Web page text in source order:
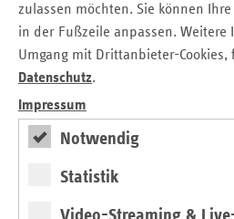
zulassen möchten. Sie können
in der Fußzeile anpassen.
Umgang mit Drittanbieter-
Datenschutz.
Impressum
Notwendig
Statistik
Video-Streaming &
Versorgung mit Hilfsmitteln,
V ausgeschlossen sind. Unter
Hörhilfen, Körperersatzstücke,
Hilfsmittel sowie notwendiges
Verbandszentrale informiert über
mit der folgenden
PQS Hilfsmittel
-